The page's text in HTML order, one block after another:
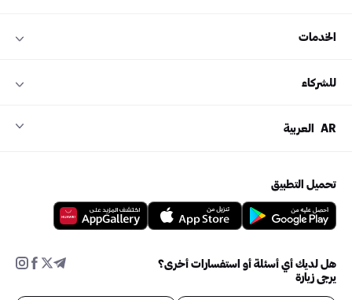
الخدمات
للشركاء
AR العربية
تحميل التطبيق
هل لديك أي أسئلة أو استفسارات أخرى؟
يرجى زيارة